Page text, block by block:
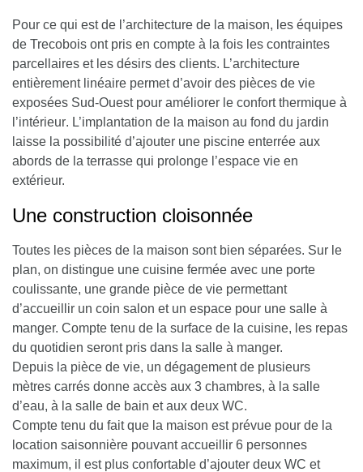
Pour ce qui est de l’architecture de la maison, les équipes
de Trecobois ont pris en compte à la fois les contraintes
parcellaires et les désirs des clients. L’architecture
entièrement linéaire permet d’avoir des pièces de vie
exposées Sud-Ouest pour améliorer le confort thermique à
l’intérieur. L’implantation de la maison au fond du jardin
laisse la possibilité d’ajouter une piscine enterrée aux
abords de la terrasse qui prolonge l’espace vie en
extérieur.
Une construction cloisonnée
Toutes les pièces de la maison sont bien séparées. Sur le
plan, on distingue une cuisine fermée avec une porte
coulissante, une grande pièce de vie permettant
d’accueillir un coin salon et un espace pour une salle à
manger. Compte tenu de la surface de la cuisine, les repas
du quotidien seront pris dans la salle à manger.
Depuis la pièce de vie, un dégagement de plusieurs
mètres carrés donne accès aux 3 chambres, à la salle
d’eau, à la salle de bain et aux deux WC.
Compte tenu du fait que la maison est prévue pour de la
location saisonnière pouvant accueillir 6 personnes
maximum, il est plus confortable d’ajouter deux WC et